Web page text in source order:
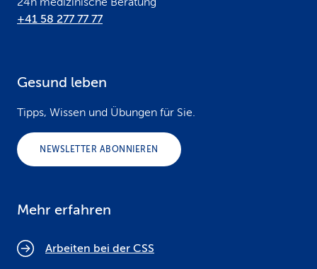
+41 58 277 77 77
Gesund leben
Tipps, Wissen und Übungen für Sie.
NEWSLETTER ABONNIEREN
Mehr erfahren
Arbeiten bei der CSS